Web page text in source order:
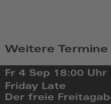
Weitere Termine
Fr 4 Sep 18:00 Uhr
Friday Late
Der freie